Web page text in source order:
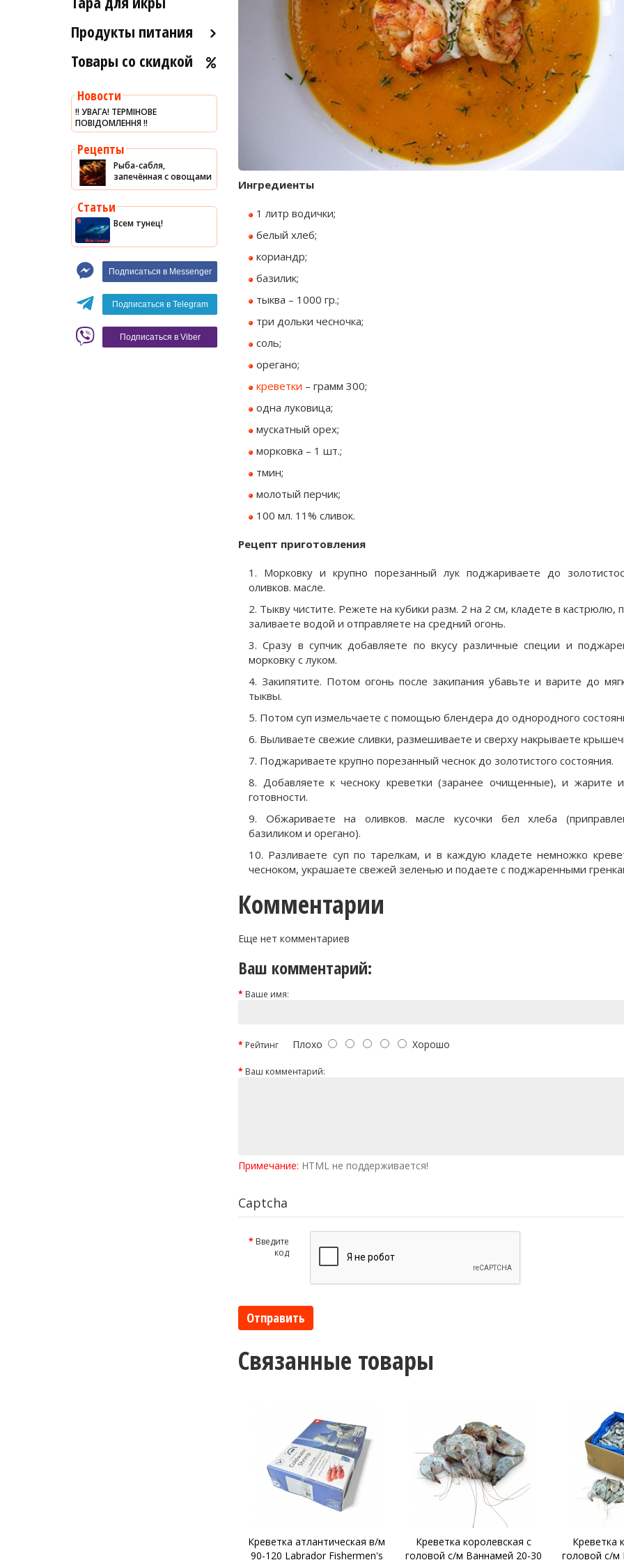
Мясо гребешка
Рапаны
Устрицы
Другое
Рыба холодного и
Продукты питания
Оливковое масло
Уксус
Сыры
Соусы
Сладости
Рис
Оливки
Мясные изделия
Вино
Белое вино
Красное вино
Кофе
Blaser
Товары со скидкой
Новости
‼️ УВАГА! ТЕРМІНОВЕ
ПОВІДОМЛЕННЯ ‼️
Рецепты
Рыба-сабля,
запечённая с овощами
Статьи
Всем тунец!
Подписаться в Messenger
Подписаться в Telegram
Подписаться в Viber
Ингредиенты
1 литр водички;
белый хлеб;
кориандр;
базилик;
тыква – 1000 гр.;
три дольки чесночка;
соль;
орегано;
креветки – грамм 300;
одна луковица;
мускатный орех;
морковка – 1 шт.;
тмин;
молотый перчик;
100 мл. 11% сливок.
Рецепт приготовления
Морковку и крупно порезанный лук поджариваете до
оливков. масле.
Тыкву чистите. Режете на кубики разм. 2 на 2 см, кладете в кастрюлю,
заливаете водой и отправляете на средний огонь.
Сразу в супчик добавляете по вкусу различные специи и
морковку с луком.
Закипятите. Потом огонь после закипания убавьте и варите до
тыквы.
Потом суп измельчаете с помощью блендера до однородного
Выливаете свежие сливки, размешиваете и сверху накрываете
Поджариваете крупно порезанный чеснок до золотистого состояния.
Добавляете к чесноку креветки (заранее очищенные), и жарите
готовности.
Обжариваете на оливков. масле кусочки бел хлеба
базиликом и орегано).
Разливаете суп по тарелкам, и в каждую кладете немножко
чесноком, украшаете свежей зеленью и подаете с поджаренными
Комментарии
Еще нет комментариев
Ваш комментарий:
Ваше имя:
Рейтинг Плохо Хорошо
Ваш комментарий:
Примечание: HTML не поддерживается!
Captcha
Введите
код
Отправить
Связанные товары
Креветка королевская с
головой с/м Ваннамей 20-30
Креветка королевская с
головой с/м Ваннамей 20-30
Креветка
90-120